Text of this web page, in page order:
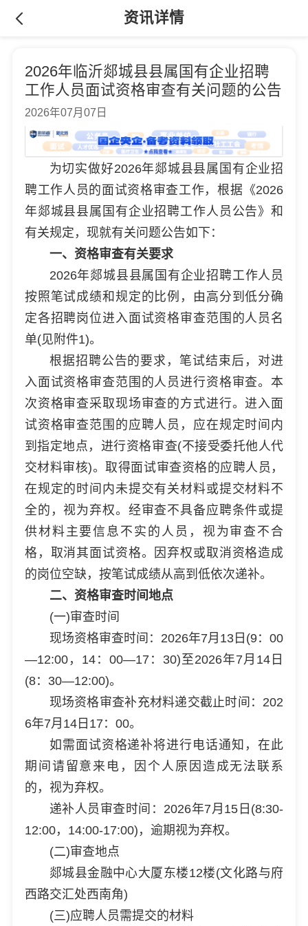
资讯详情
2026年临沂郯城县县属国有企业招聘
工作人员面试资格审查有关问题的公告
2026年07月07日
为切实做好2026年郯城县县属国有企业招
聘工作人员的面试资格审查工作，根据《2026
年郯城县县属国有企业招聘工作人员公告》和
有关规定，现就有关问题公告如下：
一、资格审查有关要求
2026年郯城县县属国有企业招聘工作人员
按照笔试成绩和规定的比例，由高分到低分确
定各招聘岗位进入面试资格审查范围的人员名
单(见附件1)。
根据招聘公告的要求，笔试结束后，对进
入面试资格审查范围的人员进行资格审查。本
次资格审查采取现场审查的方式进行。进入面
试资格审查范围的应聘人员，应在规定时间内
到指定地点，进行资格审查(不接受委托他人代
交材料审核)。取得面试审查资格的应聘人员，
在规定的时间内未提交有关材料或提交材料不
全的，视为弃权。经审查不具备应聘条件或提
供材料主要信息不实的人员，视为审查不合
格，取消其面试资格。因弃权或取消资格造成
的岗位空缺，按笔试成绩从高到低依次递补。
二、资格审查时间地点
(一)审查时间
现场资格审查时间：2026年7月13日(9：00
—12:00，14：00—17：30)至2026年7月14日
(8：30—12:00)。
现场资格审查补充材料递交截止时间：202
6年7月14日17：00。
如需面试资格递补将进行电话通知，在此
期间请留意来电，因个人原因造成无法联系
的，视为弃权。
递补人员审查时间：2026年7月15日(8:30-
12:00，14:00-17:00)，逾期视为弃权。
(二)审查地点
郯城县金融中心大厦东楼12楼(文化路与府
西路交汇处西南角)
(三)应聘人员需提交的材料